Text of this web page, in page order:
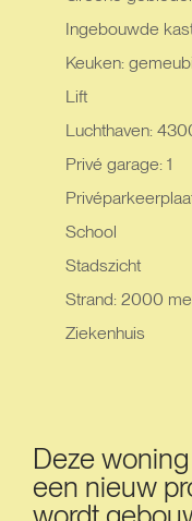
Ingebouwde
Keuken:
Lift
Luchthaven:
Privé garage: 1
School
Stadszicht
Strand: 2000
Ziekenhuis
Deze
een nieuw